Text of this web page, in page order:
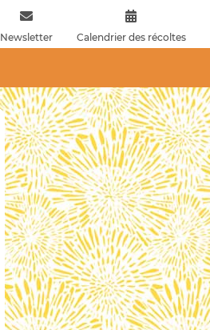
Newsletter Calendrier des récoltes